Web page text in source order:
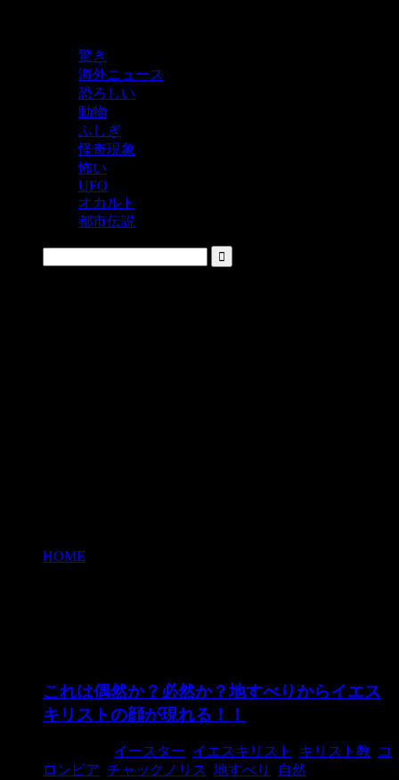
驚き
海外ニュース
恐ろしい
動物
ふしぎ
怪奇現象
怖い
UFO
オカルト
都市伝説
HOME
これは偶然か？必然か？地すべりからイエス
キリストの顔が現れる！！
イースター イエスキリスト キリスト教
コ
ロンビア チャックノリス 地すべり 自然